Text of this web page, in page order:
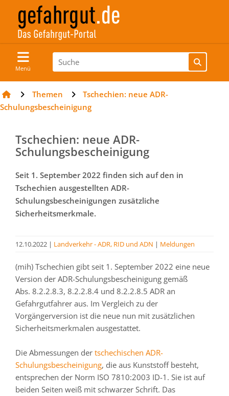
Menü
Themen
Tschechien: neue ADR-
Schulungsbescheinigung
Tschechien: neue ADR-
Schulungsbescheinigung
Seit 1. September 2022 finden sich auf den in
Tschechien ausgestellten ADR-
Schulungsbescheinigungen zusätzliche
Sicherheitsmerkmale.
12.10.2022 | Landverkehr - ADR, RID und ADN | Meldungen
(mih) Tschechien gibt seit 1. September 2022 eine neue
Version der ADR-Schulungsbescheinigung gemäß
Abs. 8.2.2.8.3, 8.2.2.8.4 und 8.2.2.8.5 ADR an
Gefahrgutfahrer aus. Im Vergleich zu der
Vorgängerversion ist die neue nun mit zusätzlichen
Sicherheitsmerkmalen ausgestattet.
Die Abmessungen der tschechischen ADR-
Schulungsbescheinigung, die aus Kunststoff besteht,
entsprechen der Norm ISO 7810:2003 ID-1. Sie ist auf
beiden Seiten weiß mit schwarzer Schrift. Das